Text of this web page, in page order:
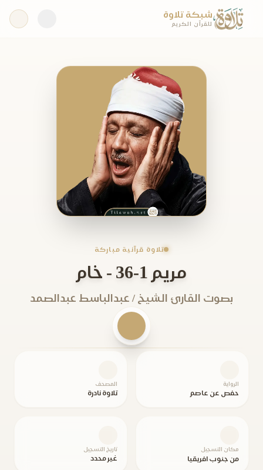
شبكة تلاوة
للقرآن الكريم
تلاوة قرآنية مباركة
مريم 1-36 - خام
بصوت القارئ الشيخ / عبدالباسط عبدالصمد
الرواية
حفص عن عاصم
المصحف
تلاوة نادرة
مكان التسجيل
من جنوب افريقيا
تاريخ التسجيل
غير محدد